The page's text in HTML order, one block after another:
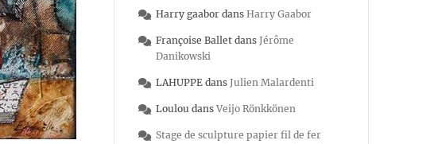
Harry gaabor dans Harry Gaabor
Françoise Ballet dans Jérôme
Danikowski
LAHUPPE dans Julien Malardenti
Loulou dans Veijo Rönkkönen
Stage de sculpture papier fil de fer